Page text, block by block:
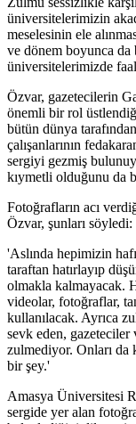
üniversitelerimizin
meselesinin ele
ve dönem boyunca da
üniversitelerimizde
Özvar, gazetecilerin
önemli bir rol
bütün dünya
çalışanlarının
sergiyi gezmiş
kıymetli olduğunu da
Fotoğrafların acı
Özvar, şunları söyledi:
'Aslında hepimizin
taraftan hatırlayıp
olmakla kalmayacak.
videolar, fotoğraflar,
kullanılacak. Ayrıca
sevk eden, gazeteciler
zulmediyor. Onları da
bir şey.'
Amasya Üniversitesi
sergide yer alan